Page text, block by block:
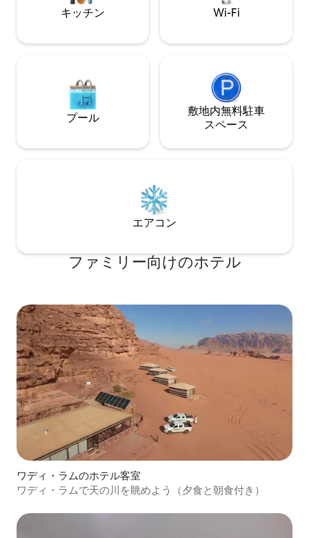
キッチン Wi-Fi
プール
敷地内無料駐⁠車
ス⁠ペ⁠ー⁠ス
エアコン
ファミリー向⁠け⁠のホ⁠テ⁠ル
ワディ・ラムのホテル客室
ワディ・ラムで天の川を眺めよう（夕食と朝食付き）